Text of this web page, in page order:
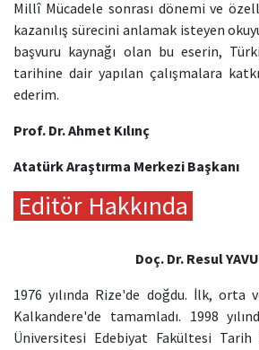
Millî Mücadele sonrası dönemi ve
kazanılış sürecini anlamak isteyen
başvuru kaynağı olan bu eserin,
tarihine dair yapılan çalışmalara
ederim.
Prof. Dr. Ahmet Kılınç
Atatürk Araştırma Merkezi Başkanı
Editör Hakkında
Doç. Dr. Resul
1976 yılında Rize'de doğdu. İlk, orta
Kalkandere'de tamamladı. 1998
Üniversitesi Edebiyat Fakültesi